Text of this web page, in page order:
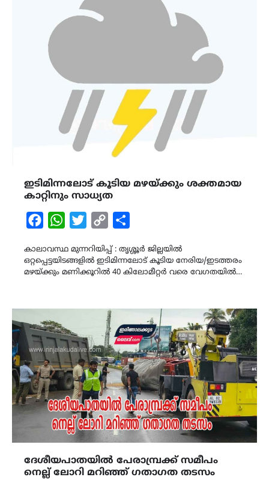
ഇടിമിന്നലോട് കൂടിയ മഴയ്ക്കും ശക്തമായ
കാറ്റിനും സാധ്യത
FacebookWhatsAppTwitterCopy
കാലാവസ്ഥ മുന്നറിയിപ്പ് : തൃശ്ശൂർ ജില്ലയിൽ
ഒറ്റപ്പെട്ടയിടങ്ങളിൽ ഇടിമിന്നലോട് കൂടിയ നേരിയ/ഇടത്തരം
മഴയ്ക്കും മണിക്കൂറിൽ 40 കിലോമീറ്റർ വരെ വേഗതയിൽ…
ദേശീയപാതയിൽ പേരാമ്പ്രക്ക് സമീപം
നെല്ല് ലോറി മറിഞ്ഞ് ഗതാഗത തടസം